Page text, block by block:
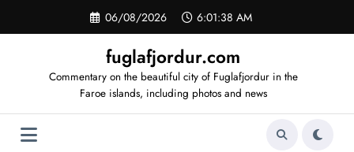
indhold
06/08/2026 6:01:39 AM
fuglafjordur.com
Commentary on the beautiful city of Fuglafjordur in the
Faroe islands, including photos and news